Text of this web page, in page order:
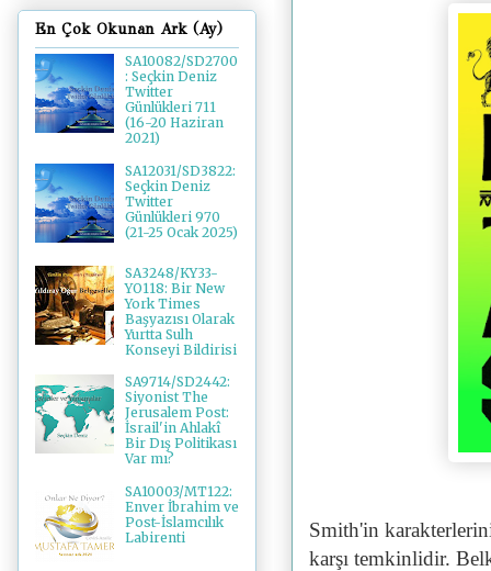
Smith'in
karşı temkinlidir.
En Çok Okunan Ark (Ay)
SA10082/SD2700
: Seçkin Deniz
Twitter
Günlükleri 711
(16-20 Haziran
2021)
SA12031/SD3822:
Seçkin Deniz
Twitter
Günlükleri 970
(21-25 Ocak 2025)
SA3248/KY33-
YO118: Bir New
York Times
Başyazısı Olarak
Yurtta Sulh
Konseyi Bildirisi
SA9714/SD2442:
Siyonist The
Jerusalem Post:
İsrail'in Ahlakî
Bir Dış Politikası
Var mı?
SA10003/MT122:
Enver İbrahim ve
Post-İslamcılık
Labirenti